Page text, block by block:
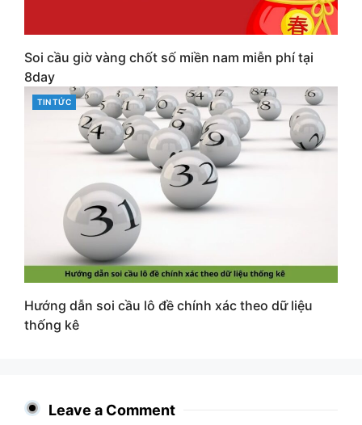
Soi cầu giờ vàng chốt số miền nam miễn phí tại
8day
CATEGORIES
TIN TỨC
Hướng dẫn soi cầu lô đề chính xác theo dữ liệu
thống kê
Leave a Comment